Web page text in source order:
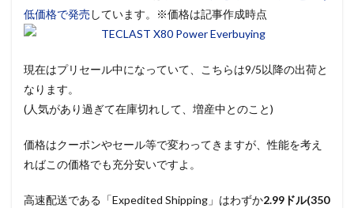
低価格で発売 しています。※価格は記事作成時点
現在はプリセール中になっていて、こちらは9/5以降の出荷と
なります。
(人気があり過ぎて在庫切れして、増産中とのこと)
価格はクーポンやセール等で変わってきますが、性能を考え
ればこの価格でも充分安いですよ。
高速配送である「Expedited Shipping」はわずか2.99ドル(350